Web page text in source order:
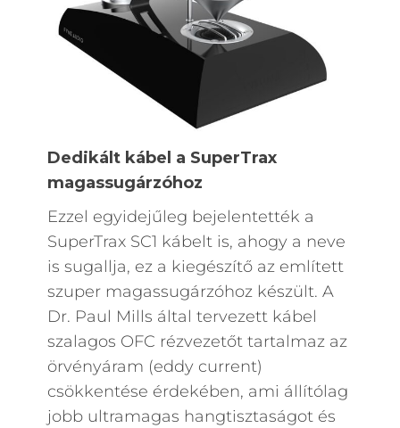
Dedikált kábel a SuperTrax
magassugárzóhoz
Ezzel egyidejűleg bejelentették a
SuperTrax SC1 kábelt is, ahogy a neve
is sugallja, ez a kiegészítő az említett
szuper magassugárzóhoz készült. A
Dr. Paul Mills által tervezett kábel
szalagos OFC rézvezetőt tartalmaz az
örvényáram (eddy current)
csökkentése érdekében, ami állítólag
jobb ultramagas hangtisztaságot és